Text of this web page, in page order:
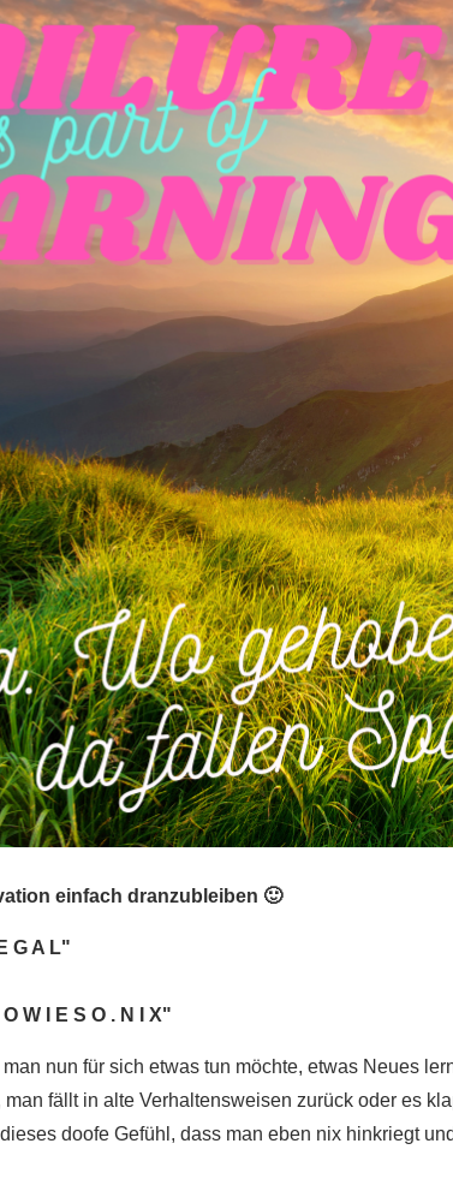
einfach dranzubleiben 🙂
G A L"
W I E S O . N I X"
nun für sich etwas tun möchte, etwas Neues
fällt in alte Verhaltensweisen zurück oder es
doofe Gefühl, dass man eben nix hinkriegt